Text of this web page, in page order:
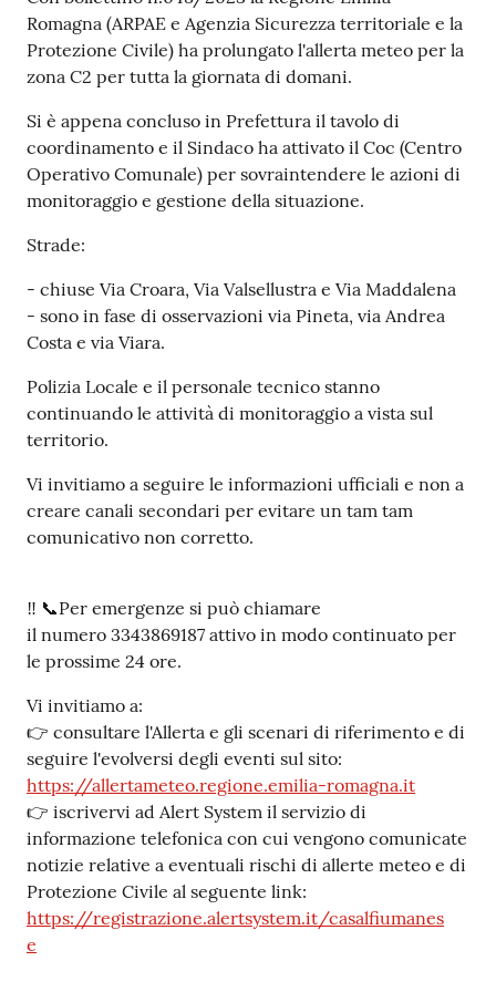
Romagna (ARPAE e Agenzia Sicurezza territoriale e la
Protezione Civile) ha prolungato l'allerta meteo per la
zona C2 per tutta la giornata di domani.
Si è appena concluso in Prefettura il tavolo di
coordinamento e il Sindaco ha attivato il Coc (Centro
Operativo Comunale) per sovraintendere le azioni di
monitoraggio e gestione della situazione.
Strade:
- chiuse Via Croara, Via Valsellustra e Via Maddalena
- sono in fase di osservazioni via Pineta, via Andrea
Costa e via Viara.
Polizia Locale e il personale tecnico stanno
continuando le attività di monitoraggio a vista sul
territorio.
Vi invitiamo a seguire le informazioni ufficiali e non a
creare canali secondari per evitare un tam tam
comunicativo non corretto.
‼️ 📞Per emergenze si può chiamare
il numero 3343869187 attivo in modo continuato per
le prossime 24 ore.
Vi invitiamo a:
👉 consultare l'Allerta e gli scenari di riferimento e di
seguire l'evolversi degli eventi sul sito:
https://allertameteo.regione.emilia-romagna.it
👉 iscrivervi ad Alert System il servizio di
informazione telefonica con cui vengono comunicate
notizie relative a eventuali rischi di allerte meteo e di
Protezione Civile al seguente link:
https://registrazione.alertsystem.it/casalfiumanes
e